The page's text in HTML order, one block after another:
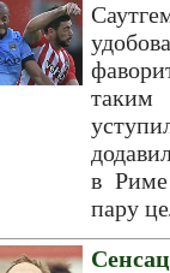
таким
в Риме
пару